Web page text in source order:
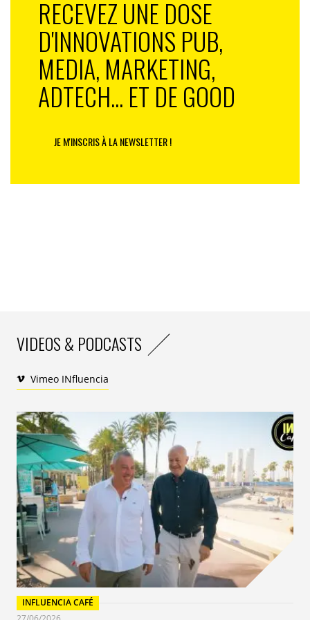
RECEVEZ UNE DOSE
D'INNOVATIONS PUB,
MEDIA, MARKETING,
ADTECH... ET DE GOOD
JE M'INSCRIS À LA NEWSLETTER !
VIDEOS & PODCASTS
Vimeo INfluencia
INFLUENCIA CAFÉ